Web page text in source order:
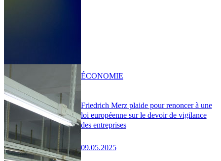
Friedrich Merz plaide pour renoncer à une
loi européenne sur le devoir de vigilance
des entreprises
09.05.2025
ÉCONOMIE